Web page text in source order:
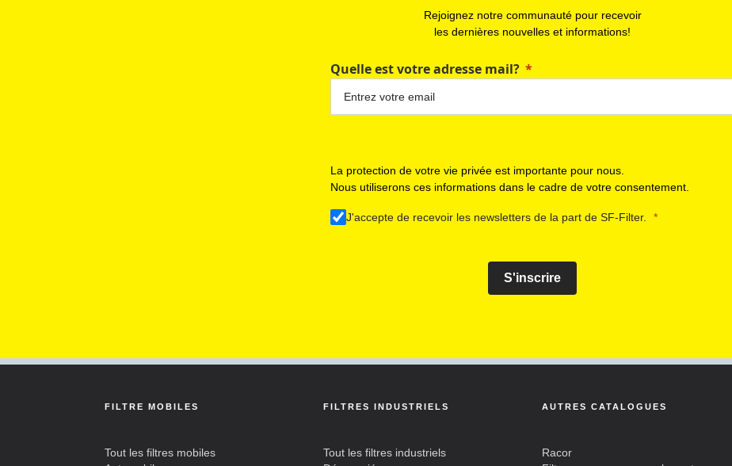
Rejoignez notre communauté pour recevoir
les dernières nouvelles et informations!
Quelle est votre adresse mail?
La protection de votre vie privée est importante pour nous.
Nous utiliserons ces informations dans le cadre de votre consentement.
J'accepte de recevoir les newsletters de la part de SF-Filter.
S'inscrire
FILTRE MOBILES
Tout les filtres mobiles
FILTRES INDUSTRIELS
Tout les filtres industriels
AUTRES CATALOGUES
Racor